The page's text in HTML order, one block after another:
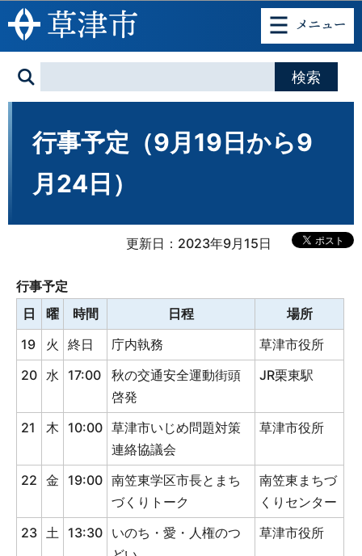
このページの本文へ移動
行事予定（9月19日から9
月24日）
更新日：2023年9月15日
行事予定
日
曜 時間 日程
場所
19
火 終日 庁内執務
草津市役所
20 水 17:00
秋の交通安全運動街頭
啓発
JR栗東駅
21 木 10:00 草津市いじめ問題対策
連絡協議会
草津市役所
22 金 19:00 南笠東学区市長とまち
づくりトーク
南笠東まちづ
くりセンター
23 土 13:30 いのち・愛・人権のつ
草津市役所